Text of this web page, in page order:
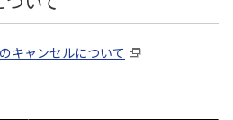
キャンセルについて